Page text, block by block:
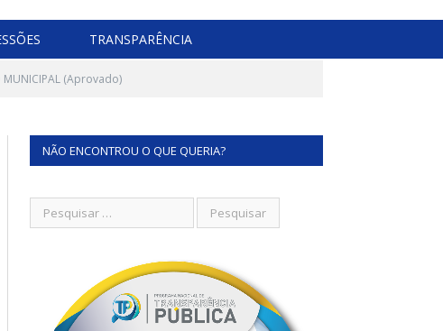
TRANSPARÊNCIA
MUNICIPAL (Aprovado)
NÃO ENCONTROU O QUE QUERIA?